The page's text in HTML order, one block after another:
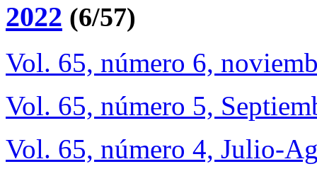
2022 (6/57)
Vol. 65, número 6,
Vol. 65, número 5,
Vol. 65, número 4, Julio-